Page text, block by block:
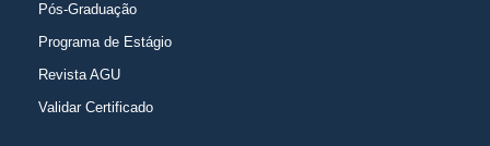
Pós-Graduação
Programa de Estágio
Revista AGU
Validar Certificado